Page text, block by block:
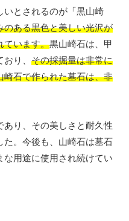
いとされるのが「黒山崎
のある黒色と美しい光沢が
ています。黒山崎石は、甲
り、 その採掘量は非常に
崎石で作られた墓石は、非
あり、その美しさと耐久性
た。今後も、山崎石は墓石
用途に使用され続けてい